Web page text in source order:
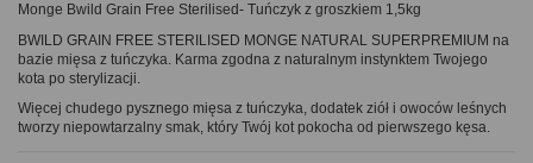
Monge Bwild Grain Free Sterilised- Tuńczyk z groszkiem 1,5kg
BWILD GRAIN FREE STERILISED MONGE NATURAL SUPERPREMIUM na
bazie mięsa z tuńczyka. Karma zgodna z naturalnym instynktem Twojego
kota po sterylizacji.
Więcej chudego pysznego mięsa z tuńczyka, dodatek ziół i owoców leśnych
tworzy niepowtarzalny smak, który Twój kot pokocha od pierwszego kęsa.